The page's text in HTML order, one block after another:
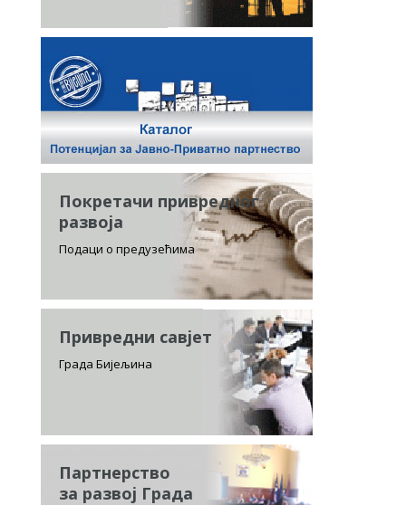
Покретачи привредног
развоја
Подаци о предузећима
Привредни савјет
Града Бијељина
Партнерство
за развој Града